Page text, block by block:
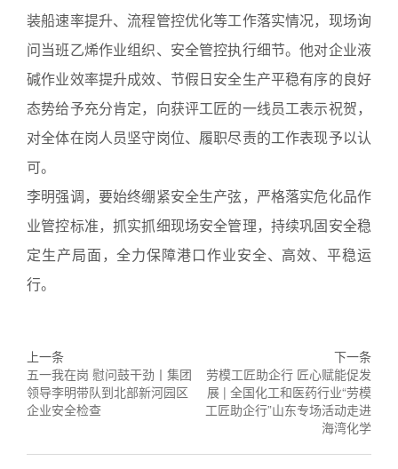
装船速率提升、流程管控优化等工作落实情况，现场询
问当班乙烯作业组织、安全管控执行细节。他对企业液
碱作业效率提升成效、节假日安全生产平稳有序的良好
态势给予充分肯定，向获评工匠的一线员工表示祝贺，
对全体在岗人员坚守岗位、履职尽责的工作表现予以认
可。
李明强调，要始终绷紧安全生产弦，严格落实危化品作
业管控标准，抓实抓细现场安全管理，持续巩固安全稳
定生产局面，全力保障港口作业安全、高效、平稳运
行。
下一条
劳模工匠助企行 匠心赋能促发
展 | 全国化工和医药行业“劳模
工匠助企行”山东专场活动走进
海湾化学
上一条
五一我在岗 慰问鼓干劲丨集团
领导李明带队到北部新河园区
企业安全检查